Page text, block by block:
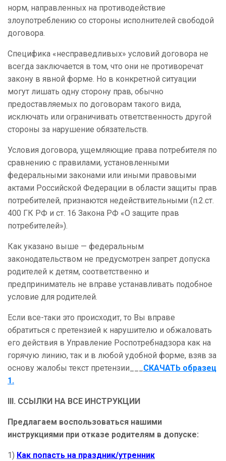
норм, направленных на противодействие
злоупотреблению со стороны исполнителей свободой
договора.
Специфика «несправедливых» условий договора не
всегда заключается в том, что они не противоречат
закону в явной форме. Но в конкретной ситуации
могут лишать одну сторону прав, обычно
предоставляемых по договорам такого вида,
исключать или ограничивать ответственность другой
стороны за нарушение обязательств.
Условия договора, ущемляющие права потребителя по
сравнению с правилами, установленными
федеральными законами или иными правовыми
актами Российской Федерации в области защиты прав
потребителей, признаются недействительными (п.2.ст.
400 ГК РФ и ст. 16 Закона РФ «О защите прав
потребителей»).
Как указано выше — федеральным
законодательством не предусмотрен запрет допуска
родителей к детям, соответственно и
предприниматель не вправе устанавливать подобное
условие для родителей.
Если все-таки это происходит, то Вы вправе
обратиться с претензией к нарушителю и обжаловать
его действия в Управление Роспотребнадзора как на
горячую линию, так и в любой удобной форме, взяв за
основу жалобы текст претензии___ СКАЧАТЬ образец
1.
III. ССЫЛКИ НА ВСЕ ИНСТРУКЦИИ
Предлагаем воспользоваться нашими
инструкциями при отказе родителям в допуске:
1) Как попасть на праздник/утренник